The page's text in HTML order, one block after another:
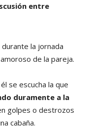
entre
la jornada
de la pareja.
se escucha la que
duramente a la
golpes o destrozos
cabaña.